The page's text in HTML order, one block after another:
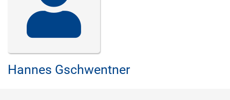
Hannes Gschwentner